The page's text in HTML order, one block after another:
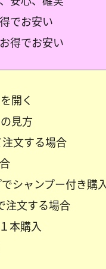
でお安い
得でお安い
開く
見方
文する場合
シャンプー付き購
注文する場合
本購入